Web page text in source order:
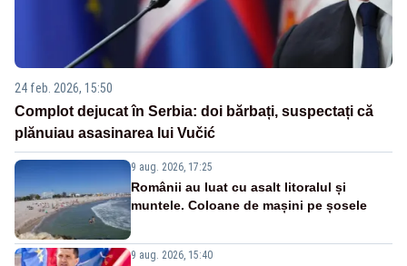
24 feb. 2026, 15:50
Complot dejucat în Serbia: doi bărbați, suspectați că
plănuiau asasinarea lui Vučić
9 aug. 2026, 17:25
Românii au luat cu asalt litoralul și
muntele. Coloane de mașini pe șosele
9 aug. 2026, 15:40